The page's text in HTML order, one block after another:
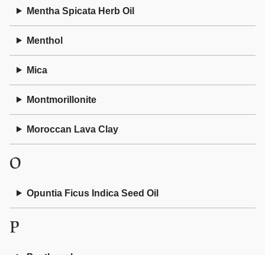
Mentha Spicata Herb Oil
Menthol
Mica
Montmorillonite
Moroccan Lava Clay
O
Opuntia Ficus Indica Seed Oil
P